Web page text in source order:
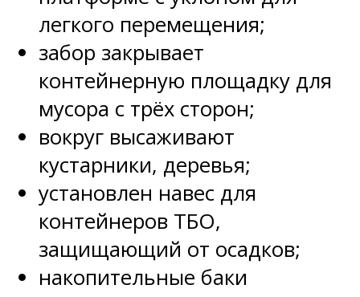
легкого перемещения;
забор закрывает
контейнерную площадку для
мусора с трёх сторон;
вокруг высаживают
кустарники, деревья;
установлен навес для
контейнеров ТБО,
защищающий от осадков;
накопительные баки